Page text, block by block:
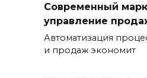
Современный
управление
Автоматизация
и продаж экономит